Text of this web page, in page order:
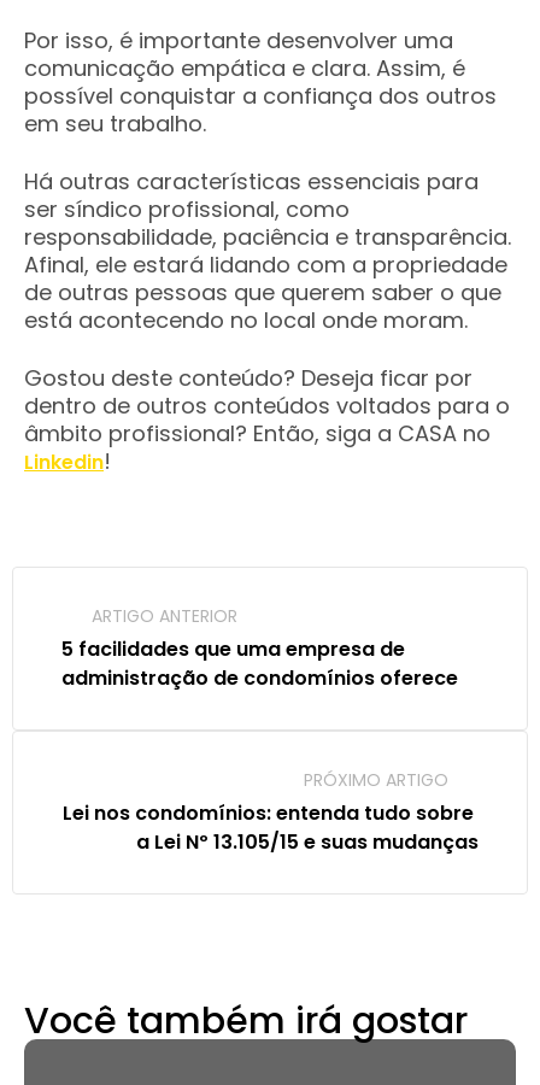
Por isso, é importante desenvolver uma
comunicação empática e clara. Assim, é
possível conquistar a confiança dos outros
em seu trabalho.
Há outras características essenciais para
ser síndico profissional, como
responsabilidade, paciência e transparência.
Afinal, ele estará lidando com a propriedade
de outras pessoas que querem saber o que
está acontecendo no local onde moram.
Gostou deste conteúdo? Deseja ficar por
dentro de outros conteúdos voltados para o
âmbito profissional? Então, siga a CASA no
Linkedin!
ARTIGO ANTERIOR
5 facilidades que uma empresa de
administração de condomínios oferece
PRÓXIMO ARTIGO
Lei nos condomínios: entenda tudo sobre
a Lei Nº 13.105/15 e suas mudanças
Você também irá gostar